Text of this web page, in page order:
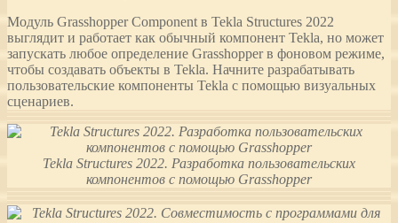
Модуль Grasshopper Component в Tekla Structures 2022
выглядит и работает как обычный компонент Tekla, но может
запускать любое определение Grasshopper в фоновом режиме,
чтобы создавать объекты в Tekla. Начните разрабатывать
пользовательские компоненты Tekla с помощью визуальных
сценариев.
Tekla Structures 2022. Разработка пользовательских
компонентов с помощью Grasshopper